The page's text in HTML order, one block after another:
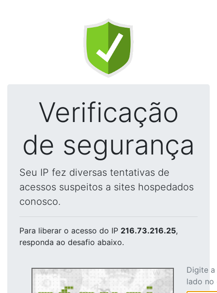
Verificação
de segurança
Seu IP fez diversas tentativas de
acessos suspeitos a sites hospedados
conosco.
Para liberar o acesso do IP 216.73.216.25,
responda ao desafio abaixo.
Digite
lado no